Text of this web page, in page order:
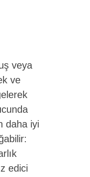
veya
ve
daha iyi
edici